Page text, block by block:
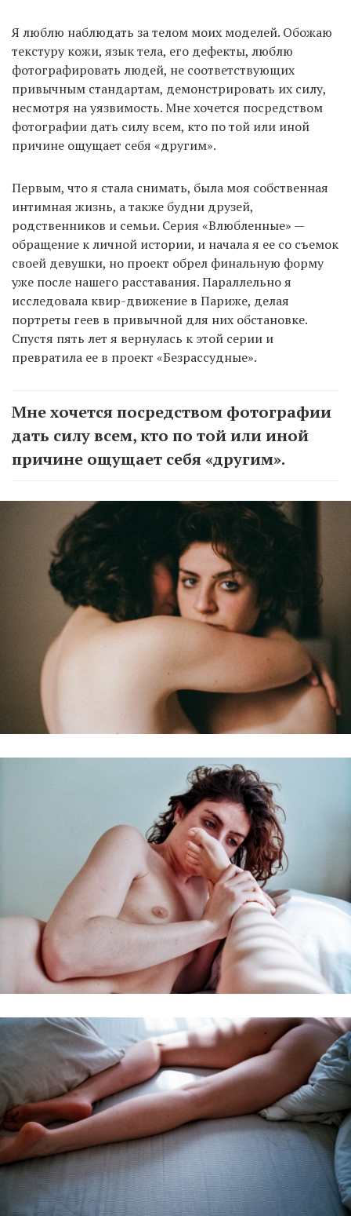
Я люблю наблюдать за телом моих моделей. Обожаю
текстуру кожи, язык тела, его дефекты, люблю
фотографировать людей, не соответствующих
привычным стандартам, демонстрировать их силу,
несмотря на уязвимость. Мне хочется посредством
фотографии дать силу всем, кто по той или иной
причине ощущает себя «другим».
Первым, что я стала снимать, была моя собственная
интимная жизнь, а также будни друзей,
родственников и семьи. Серия «Влюбленные» —
обращение к личной истории, и начала я ее со съемок
своей девушки, но проект обрел финальную форму
уже после нашего расставания. Параллельно я
исследовала квир-движение в Париже, делая
портреты геев в привычной для них обстановке.
Спустя пять лет я вернулась к этой серии и
превратила ее в проект «Безрассудные».
Мне хочется посредством фотографии
дать силу всем, кто по той или иной
причине ощущает себя «другим».